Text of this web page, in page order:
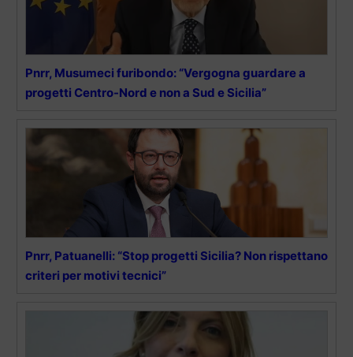
Pnrr, Musumeci furibondo: “Vergogna guardare a
progetti Centro-Nord e non a Sud e Sicilia”
Pnrr, Patuanelli: “Stop progetti Sicilia? Non rispettano
criteri per motivi tecnici”